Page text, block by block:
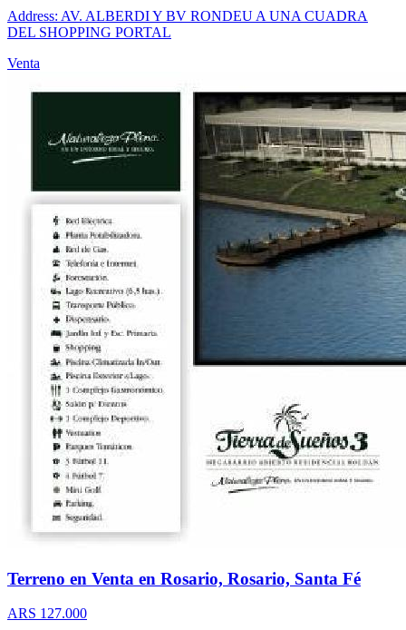
Address: AV. ALBERDI Y BV RONDEU A UNA CUADRA
DEL SHOPPING PORTAL
Venta
Terreno en Venta en Rosario, Rosario, Santa Fé
ARS 127.000